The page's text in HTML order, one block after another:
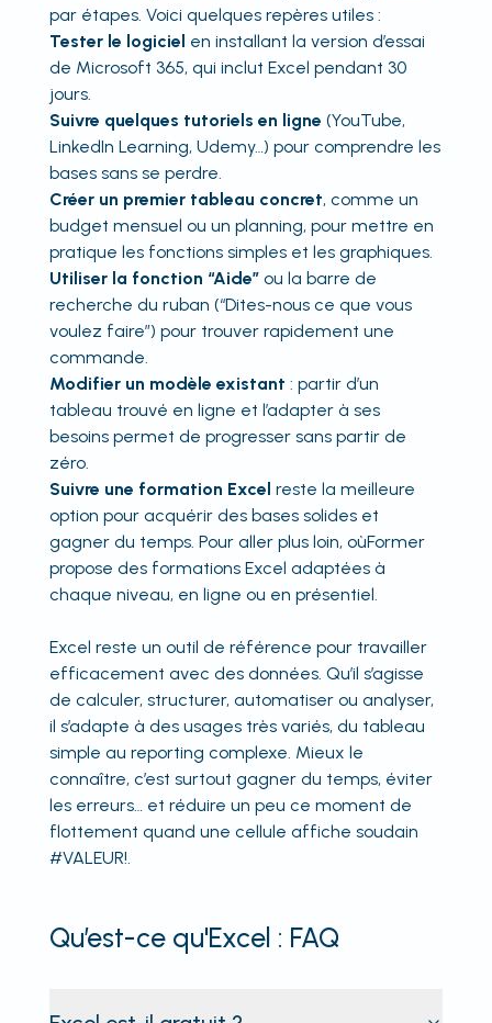
par étapes. Voici quelques repères utiles :
Tester le logiciel en installant la version d’essai
de Microsoft 365, qui inclut Excel pendant 30
jours.
Suivre quelques tutoriels en ligne (YouTube,
LinkedIn Learning, Udemy…) pour comprendre les
bases sans se perdre.
Créer un premier tableau concret, comme un
budget mensuel ou un planning, pour mettre en
pratique les fonctions simples et les graphiques.
Utiliser la fonction “Aide”ou la barre de
recherche du ruban (“Dites-nous ce que vous
voulez faire”) pour trouver rapidement une
commande.
Modifier un modèle existant : partir d’un
tableau trouvé en ligne et l’adapter à ses
besoins permet de progresser sans partir de
zéro.
Suivre une formation Excel reste la meilleure
option pour acquérir des bases solides et
gagner du temps. Pour aller plus loin, oùFormer
propose des formations Excel adaptées à
chaque niveau, en ligne ou en présentiel.
Excel reste un outil de référence pour travailler
efficacement avec des données. Qu’il s’agisse
de calculer, structurer, automatiser ou analyser,
il s’adapte à des usages très variés, du tableau
simple au reporting complexe. Mieux le
connaître, c’est surtout gagner du temps, éviter
les erreurs… et réduire un peu ce moment de
flottement quand une cellule affiche soudain
#VALEUR!.
Qu’est-ce qu'Excel : FAQ